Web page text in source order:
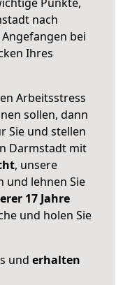
nach
Angefangen bei
Ihres
Arbeitsstress
sollen, dann
Sie und stellen
Darmstadt mit
, unsere
und lehnen Sie
17 Jahre
und holen Sie
und erhalten